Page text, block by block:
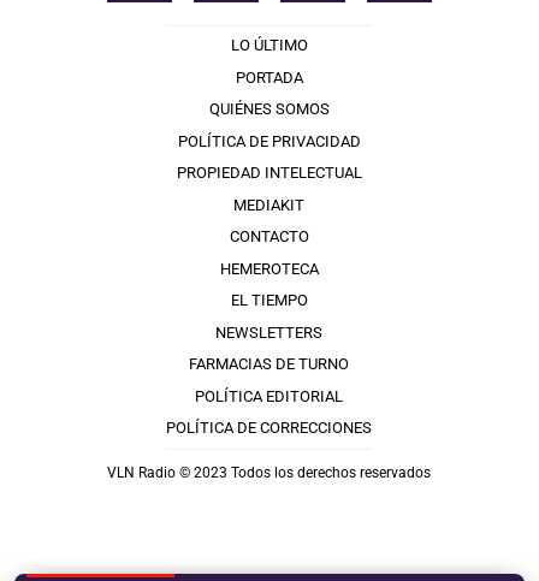
LO ÚLTIMO
PORTADA
QUIÉNES SOMOS
POLÍTICA DE PRIVACIDAD
PROPIEDAD INTELECTUAL
MEDIAKIT
CONTACTO
HEMEROTECA
EL TIEMPO
NEWSLETTERS
FARMACIAS DE TURNO
POLÍTICA EDITORIAL
POLÍTICA DE CORRECCIONES
VLN Radio © 2023 Todos los derechos reservados